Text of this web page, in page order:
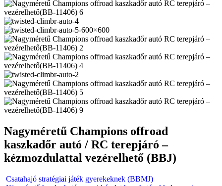
Nagyméretű Champions offroad
kaszkadőr autó / RC terepjáró –
kézmozdulattal vezérelhető (BBJ)
Csatahajó stratégiai játék gyerekeknek (BBMJ)